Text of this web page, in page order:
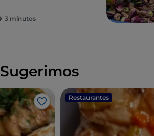
3 minutos
Sugerimos
Gosto
Restaurantes